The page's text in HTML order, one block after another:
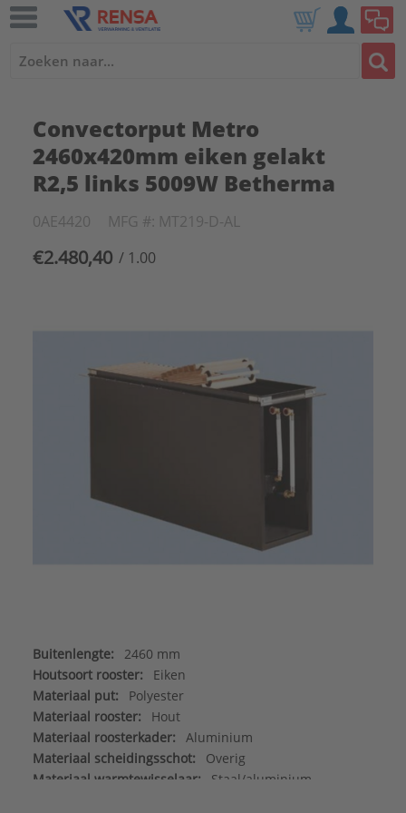
Convectorput Metro
2460x420mm eiken gelakt
R2,5 links 5009W Betherma
0AE4420 MFG #: MT219-D-AL
€2.480,40 / 1.00
Buitenlengte:
2460 mm
Houtsoort rooster:
Eiken
Materiaal put:
Polyester
Materiaal rooster:
Hout
Materiaal roosterkader:
Aluminium
Materiaal scheidingsschot:
Overig
Materiaal warmtewisselaar:
Staal/aluminium